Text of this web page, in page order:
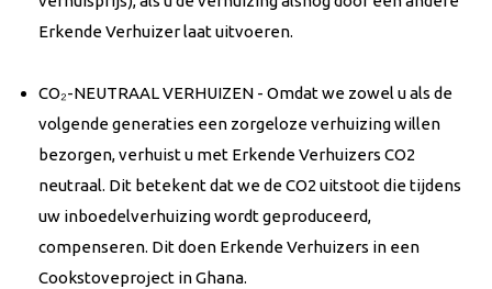
Erkende Verhuizer laat uitvoeren.
CO₂-NEUTRAAL VERHUIZEN - Omdat we zowel u als de
volgende generaties een zorgeloze verhuizing willen
bezorgen, verhuist u met Erkende Verhuizers CO2
neutraal. Dit betekent dat we de CO2 uitstoot die tijdens
uw inboedelverhuizing wordt geproduceerd,
compenseren. Dit doen Erkende Verhuizers in een
Cookstoveproject in Ghana.